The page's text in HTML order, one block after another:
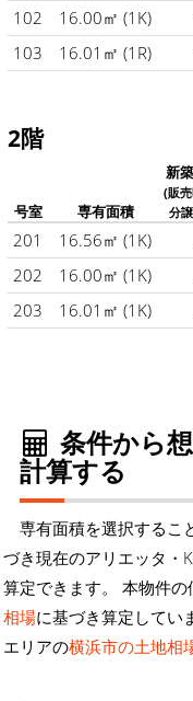
102
16.00㎡ (1K)
103
16.01㎡ (1R)
2階
号室 専有面積
新
(販売
分
201 16.56㎡ (1K)
202
16.00㎡ (1K)
203
16.01㎡ (1K)
条件から
計算する
専有面積を選択するこ
づき現在のアリエッタ・
算定できます。 本物件
相場に基づき算定してい
エリアの横浜市の土地相